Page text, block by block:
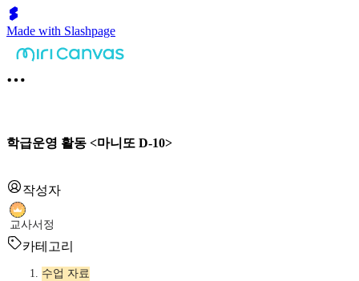
Made with Slashpage
학급운영 활동 <마니또 D-10>
작성자
교사서정
카테고리
수업 자료